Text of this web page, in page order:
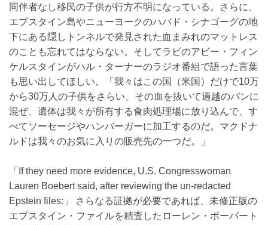
同伴者なし移民の子供が行方不明になっている。さらに、
エプスタイン島やニューヨークのハバド・シナゴーグの地
下にある隠しトンネルで発見された血まみれのマットレス
のことも忘れてはならない。そしてラビのアビー・フィン
ケルスタインがハル・ターナーのラジオ番組で語った言葉
も思い出してほしい。「我々はこの国（米国）だけで10万
から30万人の子供をさらい、その血を抜いて過越のパンに
混ぜ、遺体は我々が所有する食肉処理場に放り込んで、す
べてソーセージやハンバーガーに加工するのだ。マクドナ
ルドは我々のお気に入りの販売先の一つだ。」
If they need more evidence, U.S. Congresswoman
Lauren Boebert said, after reviewing the un-redacted
Epstein files:
さらなる証拠が必要であれば、未修正版の
エプスタイン・ファイルを精査したローレン・ボーバート